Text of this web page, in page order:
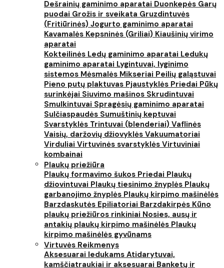
Dešrainių gaminimo aparatai Duonkepės Garų
puodai Grožis ir sveikata Gruzdintuvės
(Fritiūrinės) Jogurto gaminimo aparatai
Kavamalės Kepsninės (Griliai) Kiaušinių virimo
aparatai
Kokteilinės Ledų gaminimo aparatai Ledukų
gaminimo aparatai Lygintuvai, lyginimo
sistemos Mėsmalės Mikseriai Peilių galąstuvai
Pieno putų plaktuvas Pjaustyklės Priedai Pūkų
surinkėjai Siuvimo mašinos Skrudintuvai
Smulkintuvai Spragėsių gaminimo aparatai
Sulčiaspaudės Sumuštinių keptuvai
Svarstyklės Trintuvai (blenderiai) Vaflinės
Vaisių, daržovių džiovyklės Vakuumatoriai
Virduliai Virtuvinės svarstyklės Virtuviniai
kombainai
Plaukų priežiūra
Plaukų formavimo šukos Priedai Plaukų
džiovintuvai Plaukų tiesinimo žnyplės Plaukų
garbanojimo žnyplės Plaukų kirpimo mašinėlės
Barzdaskutės Epiliatoriai Barzdakirpės Kūno
plaukų priežiūros rinkiniai Nosies, ausų ir
antakių plaukų kirpimo mašinėlės Plaukų
kirpimo mašinėlės gyvūnams
Virtuvės Reikmenys
Aksesuarai ledukams Atidarytuvai,
kamščiatraukiai ir aksesuarai Banketų ir